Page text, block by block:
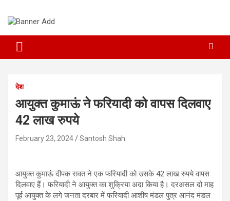
content
देश
आयुक्त कुमाऊं ने फरियादी को वापस दिलवाए
42 लाख रुपये
February 23, 2024 Santosh Shah
आयुक्त कुमाऊं दीपक रावत ने एक फरियादी को उसके 42 लाख रुपये वापस
दिलवाए हैं। फरियादी ने आयुक्त का शुक्रिया अदा किया है। दरअसल दो माह
पूर्व आयुक्त के लगे जनता दरबार में फरियादी आशीष मंडल पुत्र आनंद मंडल